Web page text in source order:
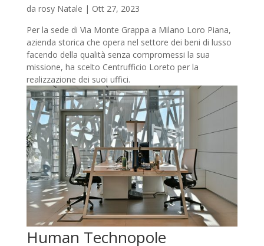
da rosy Natale | Ott 27, 2023
Per la sede di Via Monte Grappa a Milano Loro Piana,
azienda storica che opera nel settore dei beni di lusso
facendo della qualità senza compromessi la sua
missione, ha scelto Centrufficio Loreto per la
realizzazione dei suoi uffici.
Human Technopole